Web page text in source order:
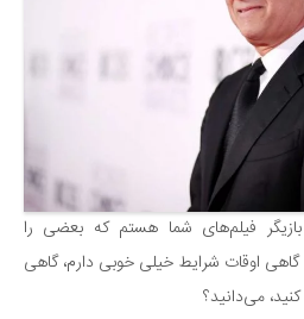
فیلم‌های شما هستم که بعضی را
اوقات شرایط خیلی خوبی دارم، گاهی
می‌دانید؟